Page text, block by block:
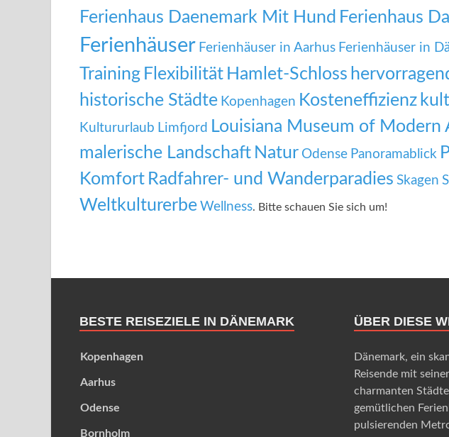
Ferienhaus Daenemark Mit Hund Ferienhaus
Ferienhäuser Ferienhäuser in Aarhus Ferienhäuser in
Training Flexibilität Hamlet-Schloss
historische Städte Kopenhagen Kosteneffizienz
Kultururlaub Limfjord Louisiana Museum of Modern
malerische Landschaft Natur Odense Panoramablick
Komfort Radfahrer- und Wanderparadies Skagen
Weltkulturerbe Wellness. Bitte schauen Sie sich um!
BESTE REISEZIELE IN DÄNEMARK
Kopenhagen
Aarhus
Odense
Bornholm
ÜBER DIESE
Dänemark, ein
Reisende mit
charmanten
gemütlichen
pulsierenden